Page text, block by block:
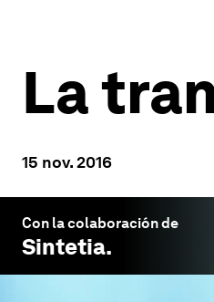
La
15 nov. 2016
Con la colaboración de
Sintetia.